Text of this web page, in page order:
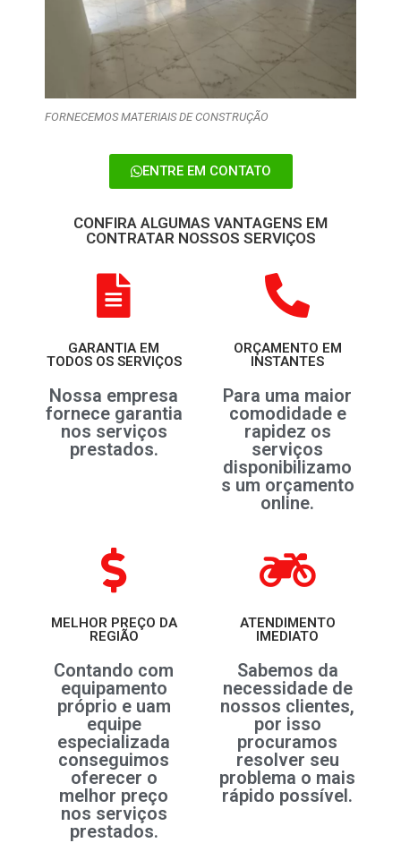
FORNECEMOS MATERIAIS DE CONSTRUÇÃO
ENTRE EM CONTATO
CONFIRA ALGUMAS VANTAGENS EM
CONTRATAR NOSSOS SERVIÇOS
GARANTIA EM
TODOS OS SERVIÇOS
Nossa empresa
fornece garantia
nos serviços
prestados.
ORÇAMENTO EM
INSTANTES
Para uma maior
comodidade e
rapidez os
serviços
disponibilizamo
s um orçamento
online.
MELHOR PREÇO DA
REGIÃO
Contando com
equipamento
próprio e uam
equipe
especializada
conseguimos
oferecer o
melhor preço
nos serviços
prestados.
ATENDIMENTO
IMEDIATO
Sabemos da
necessidade de
nossos clientes,
por isso
procuramos
resolver seu
problema o mais
rápido possível.